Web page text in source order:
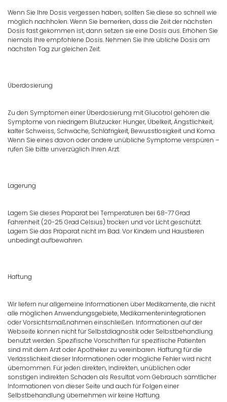
Wenn Sie Ihre Dosis vergessen haben, sollten Sie diese so schnell wie
möglich nachholen. Wenn Sie bemerken, dass die Zeit der nächsten
Dosis fast gekommen ist, dann setzen sie eine Dosis aus. Erhöhen Sie
niemals Ihre empfohlene Dosis. Nehmen Sie Ihre übliche Dosis am
nächsten Tag zur gleichen Zeit.
Überdosierung
Zu den Symptomen einer Überdosierung mit Glucotrol gehören die
Symptome von niedrigem Blutzucker: Hunger, Übelkeit, Ängstlichkeit,
kalter Schweiss, Schwäche, Schläfrigkeit, Bewusstlosigkeit und Koma.
Wenn Sie eines davon oder andere unübliche Symptome verspüren –
rufen Sie bitte unverzüglich Ihren Arzt.
Lagerung
Lagern Sie dieses Präparat bei Temperaturen bei 68-77 Grad
Fahrenheit (20-25 Grad Celsius) trocken und vor Licht geschützt.
Lagern Sie das Präparat nicht im Bad. Vor Kindern und Haustieren
unbedingt aufbewahren.
Haftung
Wir liefern nur allgemeine Informationen über Medikamente, die nicht
alle möglichen Anwendungsgebiete, Medikamentenintegrationen
oder Vorsichtsmaßnahmen einschließen. Informationen auf der
Webseite können nicht für Selbstdiagnostik oder Selbstbehandlung
benutzt werden. Spezifische Vorschriften für spezifische Patienten
sind mit dem Arzt oder Apotheker zu vereinbaren. Haftung für die
Verlässlichkeit dieser Informationen oder mögliche Fehler wird nicht
übernommen. Für jeden direkten, indirekten, unüblichen oder
sonstigen indirekten Schaden als Resultat vom Gebrauch sämtlicher
Informationen von dieser Seite und auch für Folgen einer
Selbstbehandlung übernehmen wir keine Haftung.